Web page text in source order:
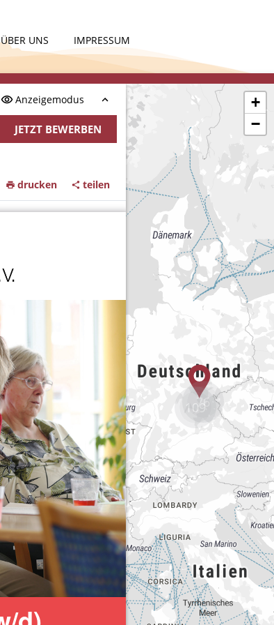
ÜBER UNS IMPRESSUM
Anzeigemodus
JETZT BEWERBEN
drucken teilen
109
76
+
−